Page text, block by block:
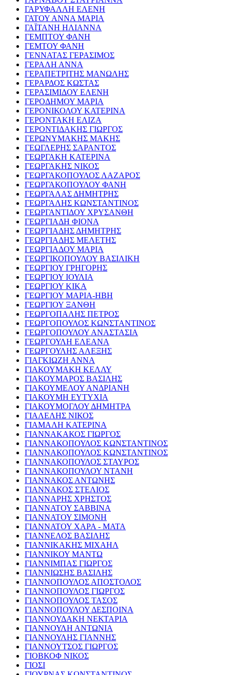
ΓΑΡΥΦΑΛΛΗ ΕΛΕΝΗ
ΓΑΤΟΥ ΑΝΝΑ ΜΑΡΙΑ
ΓΑΪΤΑΝΗ ΗΛΙΑΝΝΑ
ΓΕΜΠΤΟΥ ΦΑΝΗ
ΓΕΜΤΟΥ ΦΑΝΗ
ΓΕΝΝΑΤΑΣ ΓΕΡΑΣΙΜΟΣ
ΓΕΡΑΛΗ ΑΝΝΑ
ΓΕΡΑΠΕΤΡΙΤΗΣ ΜΑΝΩΛΗΣ
ΓΕΡΑΡΔΟΣ ΚΩΣΤΑΣ
ΓΕΡΑΣΙΜΙΔΟΥ ΕΛΕΝΗ
ΓΕΡΟΔΗΜΟΥ ΜΑΡΙΑ
ΓΕΡΟΝΙΚΟΛΟΥ ΚΑΤΕΡΙΝΑ
ΓΕΡΟΝΤΑΚΗ ΕΛΙΖΑ
ΓΕΡΟΝΤΙΔΑΚΗΣ ΓΙΩΡΓΟΣ
ΓΕΡΩΝΥΜΑΚΗΣ ΜΑΚΗΣ
ΓΕΩΓΛΕΡΗΣ ΣΑΡΑΝΤΟΣ
ΓΕΩΡΓΑΚΗ ΚΑΤΕΡΙΝΑ
ΓΕΩΡΓΑΚΗΣ ΝΙΚΟΣ
ΓΕΩΡΓΑΚΟΠΟΥΛΟΣ ΛΑΖΑΡΟΣ
ΓΕΩΡΓΑΚΟΠΟΥΛΟΥ ΦΑΝΗ
ΓΕΩΡΓΑΛΑΣ ΔΗΜΗΤΡΗΣ
ΓΕΩΡΓΑΛΗΣ ΚΩΝΣΤΑΝΤΙΝΟΣ
ΓΕΩΡΓΑΝΤΙΔΟΥ ΧΡΥΣΑΝΘΗ
ΓΕΩΡΓΙΑΔΗ ΦΙΟΝΑ
ΓΕΩΡΓΙΑΔΗΣ ΔΗΜΗΤΡΗΣ
ΓΕΩΡΓΙΑΔΗΣ ΜΕΛΕΤΗΣ
ΓΕΩΡΓΙΑΔΟΥ ΜΑΡΙΑ
ΓΕΩΡΓΙΚΟΠΟΥΛΟΥ ΒΑΣΙΛΙΚΗ
ΓΕΩΡΓΙΟΥ ΓΡΗΓΟΡΗΣ
ΓΕΩΡΓΙΟΥ ΙΟΥΛΙΑ
ΓΕΩΡΓΙΟΥ ΚΙΚΑ
ΓΕΩΡΓΙΟΥ ΜΑΡΙΑ-ΗΒΗ
ΓΕΩΡΓΙΟΥ ΞΑΝΘΗ
ΓΕΩΡΓΟΠΑΛΗΣ ΠΕΤΡΟΣ
ΓΕΩΡΓΟΠΟΥΛΟΣ ΚΩΝΣΤΑΝΤΙΝΟΣ
ΓΕΩΡΓΟΠΟΥΛΟΥ ΑΝΑΣΤΑΣΙΑ
ΓΕΩΡΓΟΥΛΗ ΕΛΕΑΝΑ
ΓΕΩΡΓΟΥΛΗΣ ΑΛΕΞΗΣ
ΓΙΑΓΚΙΩΖΗ ΑΝΝΑ
ΓΙΑΚΟΥΜΑΚΗ ΚΕΛΛΥ
ΓΙΑΚΟΥΜΑΡΟΣ ΒΑΣΙΛΗΣ
ΓΙΑΚΟΥΜΕΛΟΥ ΑΝΔΡΙΑΝΗ
ΓΙΑΚΟΥΜΗ ΕΥΤΥΧΙΑ
ΓΙΑΚΟΥΜΟΓΛΟΥ ΔΗΜΗΤΡΑ
ΓΙΑΛΕΛΗΣ ΝΙΚΟΣ
ΓΙΑΜΑΛΗ ΚΑΤΕΡΙΝΑ
ΓΙΑΝΝΑΚΑΚΟΣ ΓΙΩΡΓΟΣ
ΓΙΑΝΝΑΚΟΠΟΥΛΟΣ ΚΩΝΣΤΑΝΤΙΝΟΣ
ΓΙΑΝΝΑΚΟΠΟΥΛΟΣ ΚΩΝΣΤΑΝΤΙΝΟΣ
ΓΙΑΝΝΑΚΟΠΟΥΛΟΣ ΣΤΑΥΡΟΣ
ΓΙΑΝΝΑΚΟΠΟΥΛΟΥ ΝΤΑΝΗ
ΓΙΑΝΝΑΚΟΣ ΑΝΤΩΝΗΣ
ΓΙΑΝΝΑΚΟΣ ΣΤΕΛΙΟΣ
ΓΙΑΝΝΑΡΗΣ ΧΡΗΣΤΟΣ
ΓΙΑΝΝΑΤΟΥ ΣΑΒΒΙΝΑ
ΓΙΑΝΝΑΤΟΥ ΣΙΜΟΝΗ
ΓΙΑΝΝΑΤΟΥ ΧΑΡΑ - ΜΑΤΑ
ΓΙΑΝΝΕΛΟΣ ΒΑΣΙΛΗΣ
ΓΙΑΝΝΙΚΑΚΗΣ ΜΙΧΑΗΛ
ΓΙΑΝΝΙΚΟΥ ΜΑΝΤΩ
ΓΙΑΝΝΙΜΠΑΣ ΓΙΩΡΓΟΣ
ΓΙΑΝΝΙΩΣΗΣ ΒΑΣΙΛΗΣ
ΓΙΑΝΝΟΠΟΥΛΟΣ ΑΠΟΣΤΟΛΟΣ
ΓΙΑΝΝΟΠΟΥΛΟΣ ΓΙΩΡΓΟΣ
ΓΙΑΝΝΟΠΟΥΛΟΣ ΤΑΣΟΣ
ΓΙΑΝΝΟΠΟΥΛΟΥ ΔΕΣΠΟΙΝΑ
ΓΙΑΝΝΟΥΔΑΚΗ ΝΕΚΤΑΡΙΑ
ΓΙΑΝΝΟΥΛΗ ΑΝΤΩΝΙΑ
ΓΙΑΝΝΟΥΛΗΣ ΓΙΑΝΝΗΣ
ΓΙΑΝΝΟΥΤΣΟΣ ΓΙΩΡΓΟΣ
ΓΙΟΒΚΟΦ ΝΙΚΟΣ
ΓΙΟΣΙ